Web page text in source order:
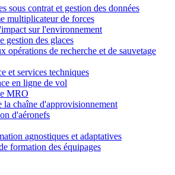
sous contrat et gestion des données
multiplicateur de forces
sur l'environnement
gestion des glaces
opérations de recherche et de sauvetage
et services techniques
en ligne de vol
MRO
la chaîne d'approvisionnement
d'aéronefs
agnostiques et adaptatives
formation des équipages